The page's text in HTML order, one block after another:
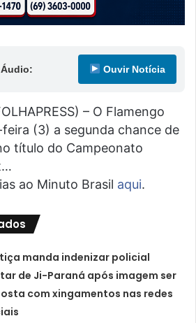
Ouvir Notícia
– O Flamengo
(3) a segunda chance de
título do Campeonato
ao Minuto Brasil aqui.
manda indenizar policial
de Ji-Paraná após imagem ser
com xingamentos nas redes